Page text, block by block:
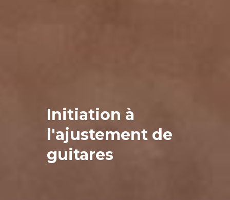
Initiation à
l'ajustement de
guitares